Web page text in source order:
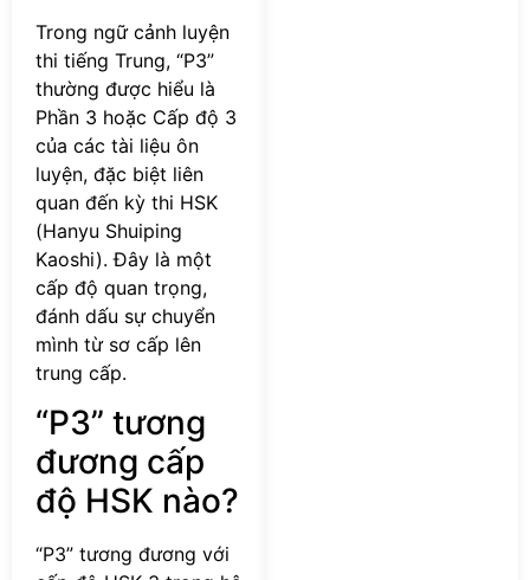
Trong ngữ cảnh luyện
thi tiếng Trung, “P3”
thường được hiểu là
Phần 3 hoặc Cấp độ 3
của các tài liệu ôn
luyện, đặc biệt liên
quan đến kỳ thi HSK
(Hanyu Shuiping
Kaoshi). Đây là một
cấp độ quan trọng,
đánh dấu sự chuyển
mình từ sơ cấp lên
trung cấp.
“P3” tương
đương cấp
độ HSK nào?
“P3” tương đương với